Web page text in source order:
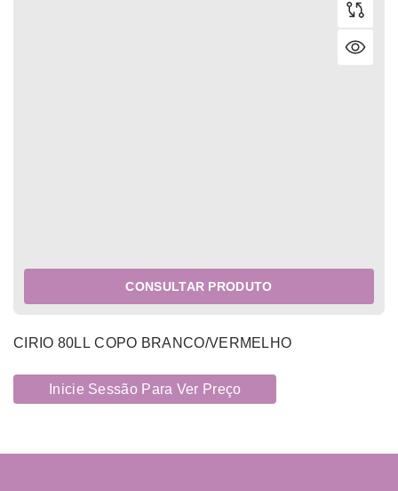
CONSULTAR PRODUTO
CIRIO 80LL COPO BRANCO/VERMELHO
Inicie Sessão Para Ver Preço